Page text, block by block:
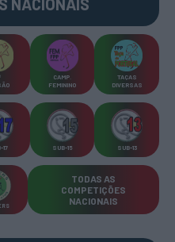
NACIONAIS
CAMP
FEMININO
TAÇAS
DIVERSAS
17 SUB-15 SUB-13
TODAS AS
COMPETIÇÕES
NACIONAIS